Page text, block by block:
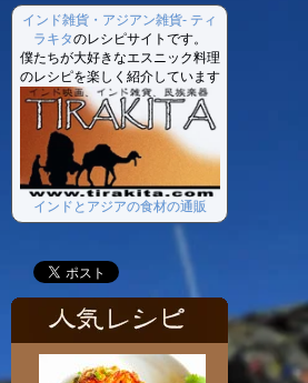
インド雑貨・アジアン雑貨- ティ
ラキタのレシピサイトです。
僕たちが大好きなエスニック料理
のレシピを楽しく紹介しています
インドとアジアの食材の通販